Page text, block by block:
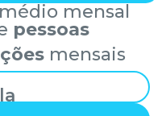
mensal
pessoas
mensais